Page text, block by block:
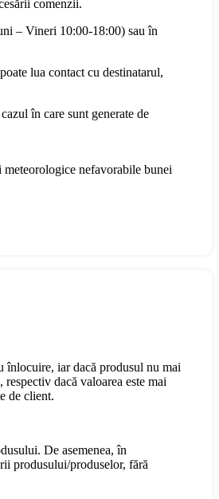
comenzii.
– Vineri 10:00-18:00) sau în
lua contact cu destinatarul,
în care sunt generate de
nefavorabile bunei
înlocuire, iar dacă produsul nu mai
dacă valoarea este mai
de client.
De asemenea, în
produsului/produselor, fără